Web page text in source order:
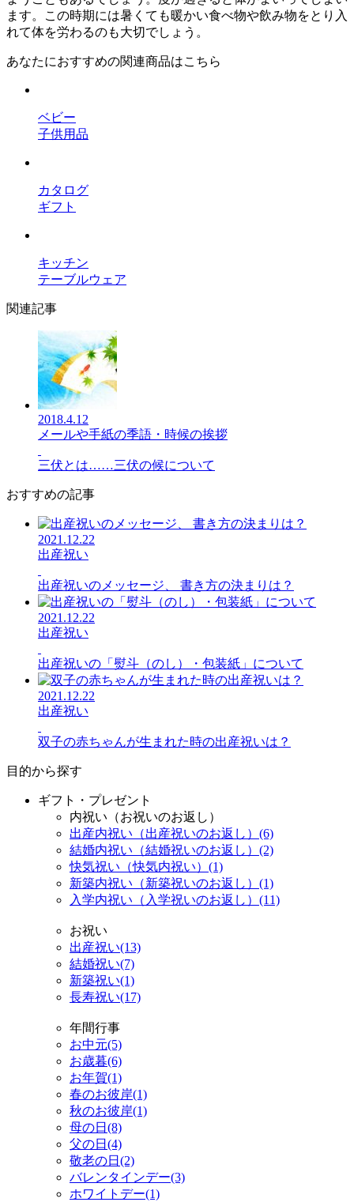
ます。この時期には暑くても暖かい食べ物や飲み物をとり入
れて体を労わるのも大切でしょう。
あなたにおすすめの関連商品はこちら
ベビー
子供用品
カタログ
ギフト
キッチン
テーブルウェア
関連記事
2018.4.12
メールや手紙の季語・時候の挨拶
三伏とは……三伏の候について
おすすめの記事
2021.12.22
出産祝い
出産祝いのメッセージ、 書き方の決まりは？
2021.12.22
出産祝い
出産祝いの「熨斗（のし）・包装紙」について
2021.12.22
出産祝い
双子の赤ちゃんが生まれた時の出産祝いは？
目的から探す
ギフト・プレゼント
内祝い（お祝いのお返し）
出産内祝い（出産祝いのお返し）(6)
結婚内祝い（結婚祝いのお返し）(2)
快気祝い（快気内祝い）(1)
新築内祝い（新築祝いのお返し）(1)
入学内祝い（入学祝いのお返し）(11)
お祝い
出産祝い(13)
結婚祝い(7)
新築祝い(1)
長寿祝い(17)
年間行事
お中元(5)
お歳暮(6)
お年賀(1)
春のお彼岸(1)
秋のお彼岸(1)
母の日(8)
父の日(4)
敬老の日(2)
バレンタインデー(3)
ホワイトデー(1)